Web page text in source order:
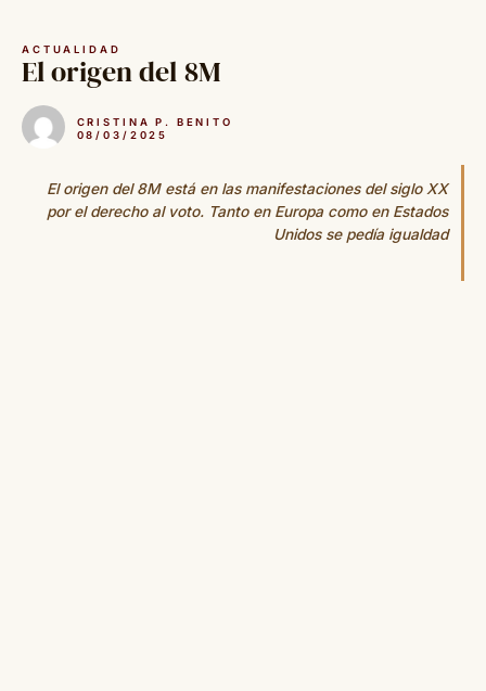
contenido
ACTUALIDAD
El origen del 8M
CRISTINA P. BENITO
08/03/2025
El origen del 8M está en las manifestaciones del siglo XX
por el derecho al voto. Tanto en Europa como en Estados
Unidos se pedía igualdad